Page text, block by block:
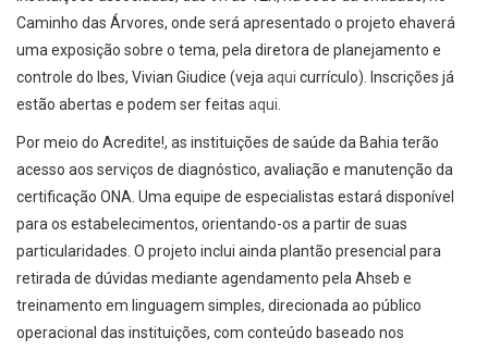
Caminho das Árvores, onde será apresentado o projeto ehaverá
uma exposição sobre o tema, pela diretora de planejamento e
controle do Ibes, Vivian Giudice (veja aqui currículo). Inscrições já
estão abertas e podem ser feitas aqui
Por meio do Acredite!, as instituições de saúde da Bahia terão
acesso aos serviços de diagnóstico, avaliação e manutenção da
certificação ONA. Uma equipe de especialistas estará disponível
para os estabelecimentos, orientando-os a partir de suas
particularidades. O projeto inclui ainda plantão presencial para
retirada de dúvidas mediante agendamento pela Ahseb e
treinamento em linguagem simples, direcionada ao público
operacional das instituições, com conteúdo baseado nos